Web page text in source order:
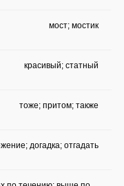
мост; мостик
красивый; статный
тоже; притом; также
догадка; отгадать